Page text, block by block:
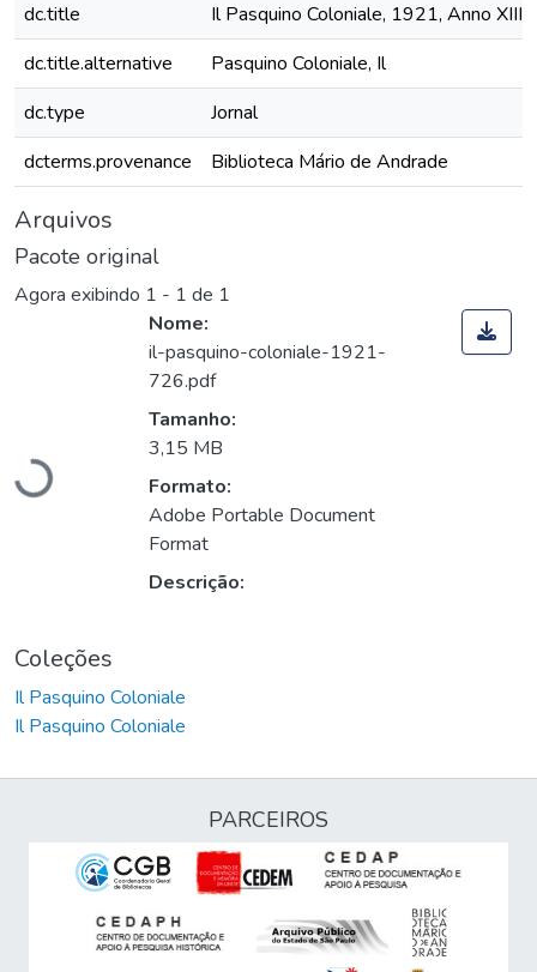
dc.title
Il Pasquino Coloniale, 1921, Anno XIII,
dc.title.alternative
Pasquino Coloniale, Il
dc.type
Jornal
dcterms.provenance
Biblioteca Mário de Andrade
Arquivos
Pacote original
Agora exibindo 1 - 1 de 1
Carregando...
Nome:
il-pasquino-coloniale-1921-
726.pdf
Tamanho:
3,15 MB
Formato:
Adobe Portable Document
Format
Descrição:
Coleções
Il Pasquino Coloniale
Il Pasquino Coloniale
PARCEIROS